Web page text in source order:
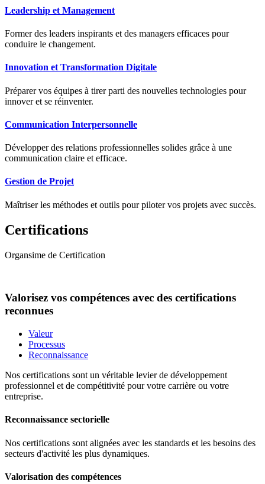
Leadership et Management
Former des leaders inspirants et des managers efficaces pour
conduire le changement.
Innovation et Transformation Digitale
Préparer vos équipes à tirer parti des nouvelles technologies pour
innover et se réinventer.
Communication Interpersonnelle
Développer des relations professionnelles solides grâce à une
communication claire et efficace.
Gestion de Projet
Maîtriser les méthodes et outils pour piloter vos projets avec succès.
Certifications
Organsime de Certification
Valorisez vos compétences avec des certifications
reconnues
Valeur
Processus
Reconnaissance
Nos certifications sont un véritable levier de développement
professionnel et de compétitivité pour votre carrière ou votre
entreprise.
Reconnaissance sectorielle
Nos certifications sont alignées avec les standards et les besoins des
secteurs d'activité les plus dynamiques.
Valorisation des compétences